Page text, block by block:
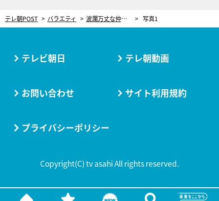
テレ朝POST バラエティ 波瀾万丈な仲良し夫婦！梅沢富美男、“浮気旅行”を妻にテレビで発見され 写真1
テレビ朝日 テレ朝動画
お問い合わせ サイト利用規約
プライバシーポリシー
Copyright(C) tv asahi All rights reserved.